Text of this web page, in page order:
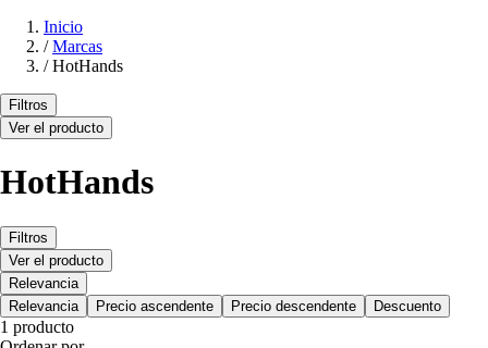
Inicio
/ Marcas
/ HotHands
Filtros
Ver el producto
HotHands
Filtros
Ver el producto
Relevancia
Relevancia
Precio ascendente Precio descendente Descuento
1 producto